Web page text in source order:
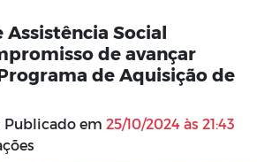
Assistência Social
de avançar
de Aquisição de
Publicado em 25/10/2024 às 21:43